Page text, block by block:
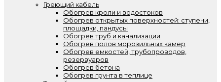
Греющий кабель
Обогрев кроли и водостоков
Обогрев открытых поверхностей: ступени,
площадки, пандусы
Обогрев труб и канализации
Обогрев полов морозильных камер
Обогрев емкостей, трубопроводов,
резервуаров
Обогрев бетона
Обогрев грунта в теплице